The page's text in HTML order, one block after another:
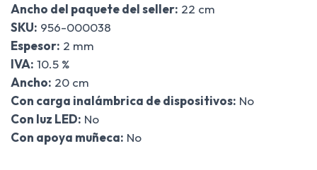
Ancho del paquete del seller: 22 cm
SKU: 956-000038
Espesor: 2 mm
IVA: 10.5 %
Ancho: 20 cm
Con carga inalámbrica de dispositivos: No
Con luz LED: No
Con apoya muñeca: No